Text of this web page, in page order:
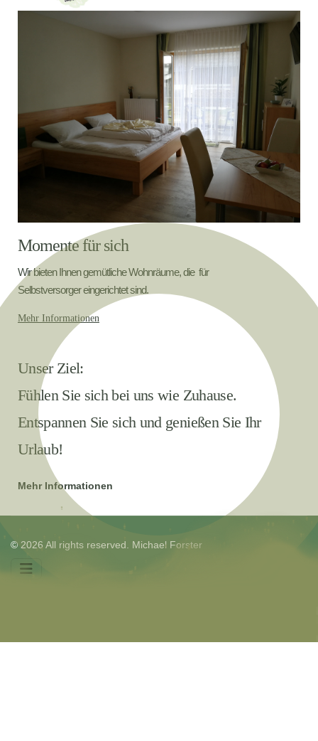
Momente für sich
Wir bieten Ihnen gemütliche Wohnräume, die für
Selbstversorger eingerichtet sind.
Mehr Informationen
Unser Ziel:
Fühlen Sie sich bei uns wie Zuhause.
Entspannen Sie sich und genießen Sie Ihr
Urlaub!
Mehr Informationen
© 2026 All rights reserved. Michael Forster